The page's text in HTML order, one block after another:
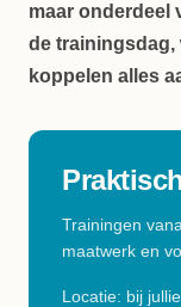
maar onderdeel
de trainingsdag,
koppelen alles
Trainingen
maatwerk en
Locatie: bij